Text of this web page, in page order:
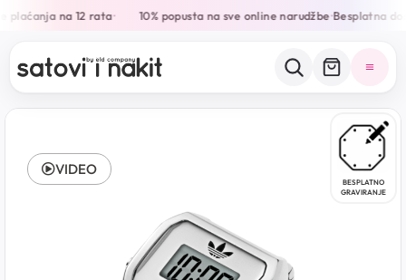
plaćanja na 12 rata• 10% popusta na sve online narudžbe•Besplatna
BESPLATNO
GRAVIRANJE
VIDEO